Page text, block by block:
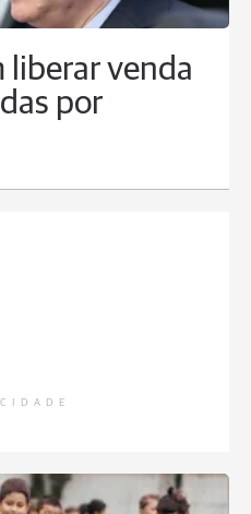
liberar venda
por